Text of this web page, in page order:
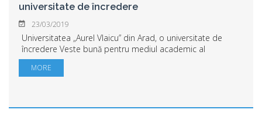
universitate de încredere
23/03/2019
Universitatea „Aurel Vlaicu” din Arad, o universitate de
încredere Veste bună pentru mediul academic al
Universității „Aurel Vlaicu” din Arad. Agenția Română de
Asigurare a Calității în Învățământul S...
MORE